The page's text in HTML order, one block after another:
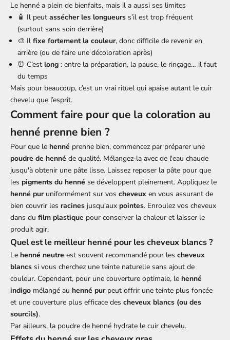
Le henné a plein de bienfaits, mais il a aussi ses limites
🧴 Il peut assécher les longueurs s’il est trop fréquent
(surtout sans soin derrière)
🎨 Il fixe fortement la couleur, donc difficile de revenir en
arrière (ou de faire une décoloration après)
⏰ C’est long : entre la préparation, la pause, le rinçage… il faut
du temps
Mais pour beaucoup, c’est un vrai rituel qui apaise autant le cuir
chevelu que l’esprit.
Comment faire pour que la coloration au
henné prenne bien ?
Pour que le henné prenne bien, commencez par préparer une
poudre de henné de qualité. Mélangez-la avec de l'eau chaude
jusqu'à obtenir une pâte lisse. Laissez reposer la pâte pour que
les pigments du henné se développent pleinement. Appliquez le
henné puruniformément sur vos cheveux en vous assurant de
bien couvrir les racines jusqu'aux pointes. Enroulez vos cheveux
dans du film plastique pour conserver la chaleur et laisser le
produit agir.
Quel est le meilleur henné pour les cheveux blancs ?
Le henné neutre est souvent recommandé pour les cheveux
blancs si vous cherchez une teinte naturelle sans ajout de
couleur. Cependant, pour une couverture optimale, le henné
indigo mélangé au henné purpeut offrir une teinte plus foncée
et une couverture plus efficace des cheveux blancs (ou des
sourcils).
Par ailleurs, la poudre de henné hydrate le cuir chevelu.